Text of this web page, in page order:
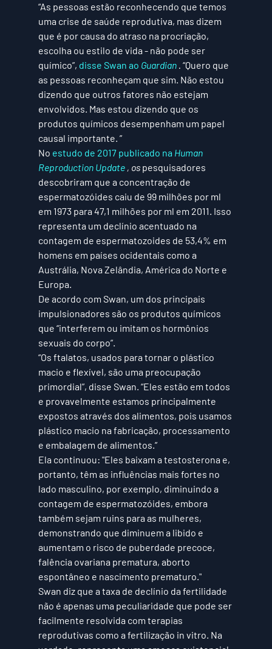
“As pessoas estão reconhecendo que temos
uma crise de saúde reprodutiva, mas dizem
que é por causa do atraso na procriação,
escolha ou estilo de vida - não pode ser
químico”, disse Swan ao Guardian . “Quero que
as pessoas reconheçam que sim. Não estou
dizendo que outros fatores não estejam
envolvidos. Mas estou dizendo que os
produtos químicos desempenham um papel
causal importante. ”
No estudo de 2017 publicado na Human
Reproduction Update , os pesquisadores
descobriram que a concentração de
espermatozóides caiu de 99 milhões por ml
em 1973 para 47,1 milhões por ml em 2011. Isso
representa um declínio acentuado na
contagem de espermatozoides de 53,4% em
homens em países ocidentais como a
Austrália, Nova Zelândia, América do Norte e
Europa.
De acordo com Swan, um dos principais
impulsionadores são os produtos químicos
que “interferem ou imitam os hormônios
sexuais do corpo”.
“Os ftalatos, usados ​​para tornar o plástico
macio e flexível, são uma preocupação
primordial”, disse Swan. “Eles estão em todos
e provavelmente estamos principalmente
expostos através dos alimentos, pois usamos
plástico macio na fabricação, processamento
e embalagem de alimentos.”
Ela continuou: "Eles baixam a testosterona e,
portanto, têm as influências mais fortes no
lado masculino, por exemplo, diminuindo a
contagem de espermatozóides, embora
também sejam ruins para as mulheres,
demonstrando que diminuem a libido e
aumentam o risco de puberdade precoce,
falência ovariana prematura, aborto
espontâneo e nascimento prematuro."
Swan diz que a taxa de declínio da fertilidade
não é apenas uma peculiaridade que pode ser
facilmente resolvida com terapias
reprodutivas como a fertilização in vitro. Na